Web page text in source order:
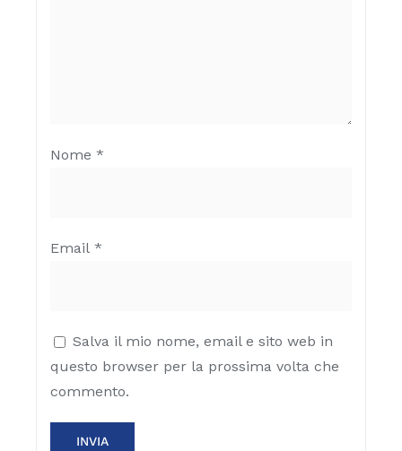
Nome *
Email *
Salva il mio nome, email e sito web in
questo browser per la prossima volta che
commento.